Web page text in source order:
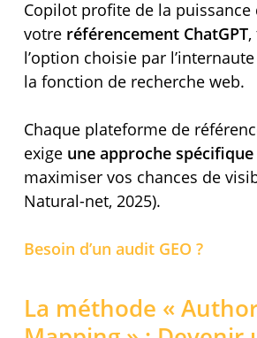
Copilot profite de la puissance
votre référencement ChatGPT,
l’option choisie par
la fonction de recherche web.
Chaque plateforme de
exige une approche spécifique
maximiser vos chances de
Natural-net, 2025).
Besoin d’un audit GEO ?
La méthode «